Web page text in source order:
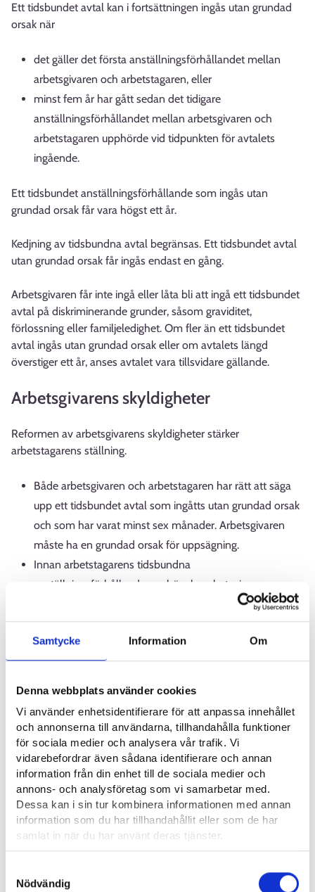
Samtycke Information Om
Denna webbplats använder cookies
Vi använder enhetsidentifierare för att anpassa innehållet
och annonserna till användarna, tillhandahålla funktioner
för sociala medier och analysera vår trafik. Vi
vidarebefordrar även sådana identifierare och annan
information från din enhet till de sociala medier och
annons- och analysföretag som vi samarbetar med.
Dessa kan i sin tur kombinera informationen med annan
information som du har tillhandahållit eller som de har
samlat in när du har använt deras tjänster.
Cookies
Nödvändig
Ett tidsbundet avtal kan i fortsättningen ingås utan grundad
orsak när
det gäller det första anställningsförhållandet mellan
arbetsgivaren och arbetstagaren, eller
minst fem år har gått sedan det tidigare
anställningsförhållandet mellan arbetsgivaren och
arbetstagaren upphörde vid tidpunkten för avtalets
ingående.
Ett tidsbundet anställningsförhållande som ingås utan
grundad orsak får vara högst ett år.
Kedjning av tidsbundna avtal begränsas. Ett tidsbundet avtal
utan grundad orsak får ingås endast en gång.
Arbetsgivaren får inte ingå eller låta bli att ingå ett tidsbundet
avtal på diskriminerande grunder, såsom graviditet,
förlossning eller familjeledighet. Om fler än ett tidsbundet
avtal ingås utan grundad orsak eller om avtalets längd
överstiger ett år, anses avtalet vara tillsvidare gällande.
Arbetsgivarens skyldigheter
Reformen av arbetsgivarens skyldigheter stärker
arbetstagarens ställning.
Både arbetsgivaren och arbetstagaren har rätt att säga
upp ett tidsbundet avtal som ingåtts utan grundad orsak
och som har varat minst sex månader. Arbetsgivaren
måste ha en grundad orsak för uppsägning.
Innan arbetstagarens tidsbundna
anställningsförhållande upphör ska arbetsgivaren ge en
grundad redogörelse om möjligheten att anställa
arbetstagaren tillsvidare eller genom ett tidsbundet
anställningsförhållande med grundad orsak.
Arbetsgivaren ska erbjuda arbete till arbetstagaren om
samma eller liknande uppgifter. Denna skyldighet
fortsätter efter att avtalet upphört under en tid som
motsvarar en tredjedel av
anställningsförhållandets längd, dock högst fyra
månader.
Anmälan om permittering
Tiden för anmälan om permittering förkortas från 14 dagar till